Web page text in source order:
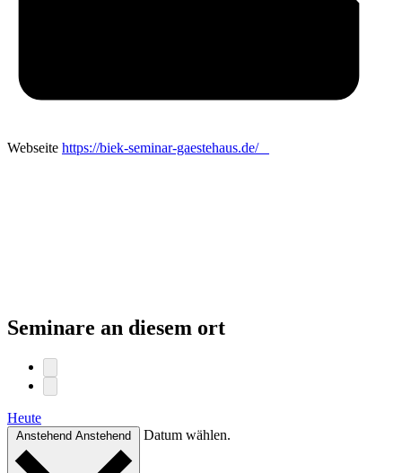
Webseite https://biek-seminar-gaestehaus.de/
Seminare an diesem ort
Heute
Anstehend Anstehend Datum wählen.